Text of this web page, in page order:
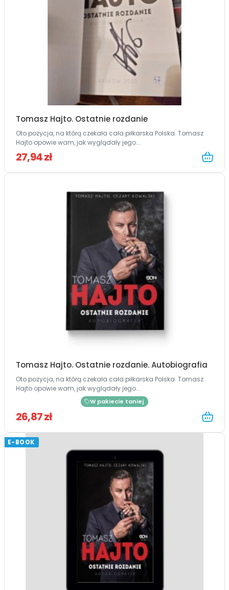
Tomasz Hajto. Ostatnie rozdanie
Oto pozycja, na którą czekała cała piłkarska Polska. Tomasz
Hajto opowie wam, jak wyglądały jego...
27,94 zł
Tomasz Hajto. Ostatnie rozdanie. Autobiografia
Oto pozycja, na którą czekała cała piłkarska Polska. Tomasz
Hajto opowie wam, jak wyglądały jego...
W pakiecie taniej
26,87 zł
E-BOOK